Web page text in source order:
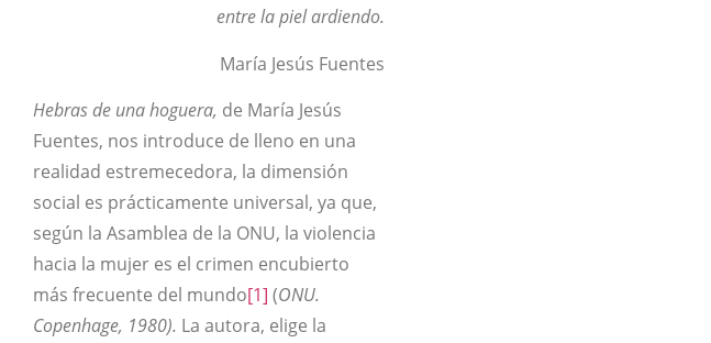
entre la piel ardiendo.
María Jesús Fuentes
Hebras de una hoguera, de María Jesús
Fuentes, nos introduce de lleno en una
realidad estremecedora, la dimensión
social es prácticamente universal, ya que,
según la Asamblea de la ONU, la violencia
hacia la mujer es el crimen encubierto
más frecuente del mundo[1] (ONU.
Copenhage, 1980). La autora, elige la